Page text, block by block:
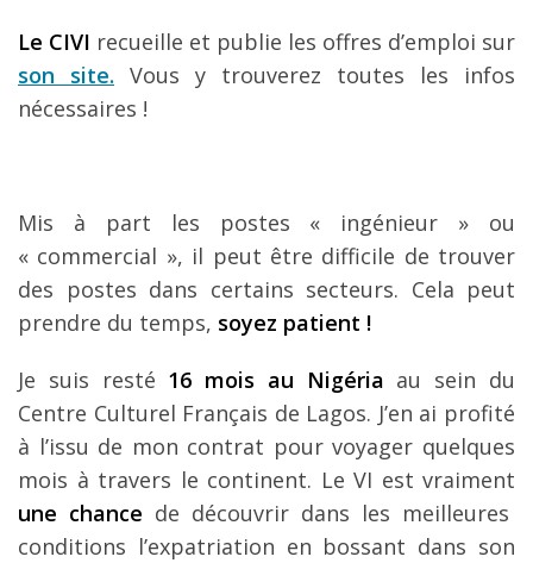
Le CIVI recueille et publie les offres d’emploi sur
son site. Vous y trouverez toutes les infos
nécessaires !
Mis à part les postes « ingénieur » ou
« commercial », il peut être difficile de trouver
des postes dans certains secteurs. Cela peut
prendre du temps, soyez patient !
Je suis resté 16 mois au Nigéria au sein du
Centre Culturel Français de Lagos. J’en ai profité
à l’issu de mon contrat pour voyager quelques
mois à travers le continent. Le VI est vraiment
une chance de découvrir dans les meilleures
conditions l’expatriation en bossant dans son